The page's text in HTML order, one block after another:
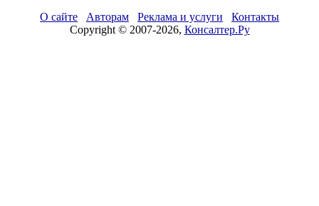
О сайте Авторам Реклама и услуги
Контакты
Copyright © 2007-2026, Консалтер.Ру